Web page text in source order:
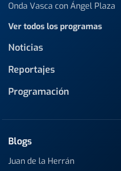
Onda Vasca con Ángel Plaza
Ver todos los programas
Noticias
Reportajes
Programación
Blogs
Juan de la Herrán